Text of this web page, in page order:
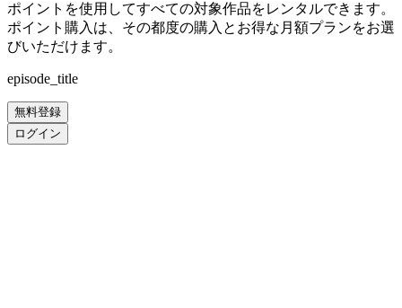
ポイントを使用してすべての対象作品をレンタルできます。
ポイント購入は、その都度の購入とお得な月額プランをお選
びいただけます。
episode_title
無料登録
ログイン